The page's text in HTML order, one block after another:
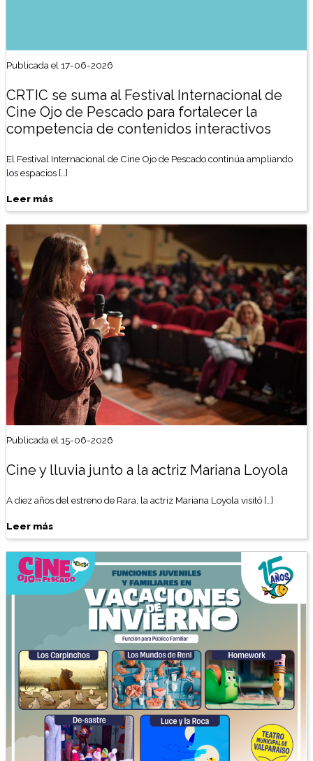
Publicada el 17-06-2026
CRTIC se suma al Festival Internacional de
Cine Ojo de Pescado para fortalecer la
competencia de contenidos interactivos
El Festival Internacional de Cine Ojo de Pescado continúa ampliando
los espacios […]
Leer más
Publicada el 15-06-2026
Cine y lluvia junto a la actriz Mariana Loyola
A diez años del estreno de Rara, la actriz Mariana Loyola visitó […]
Leer más